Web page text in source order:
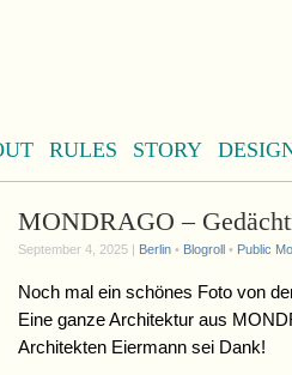
RULES STORY
MONDRAGO –
September 4, 2025 | Berlin • Blogroll • Public
Noch mal ein schönes Foto von
Eine ganze Architektur aus
Architekten Eiermann sei Dank!